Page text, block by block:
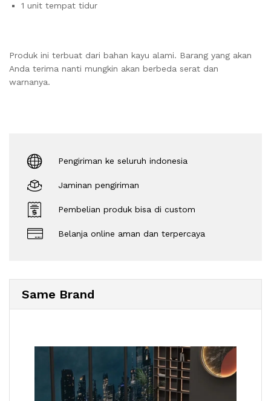
1 unit tempat tidur
Produk ini terbuat dari bahan kayu alami. Barang yang akan
Anda terima nanti mungkin akan berbeda serat dan
warnanya.
Pengiriman ke seluruh indonesia
Jaminan pengiriman
Pembelian produk bisa di custom
Belanja online aman dan terpercaya
Same Brand